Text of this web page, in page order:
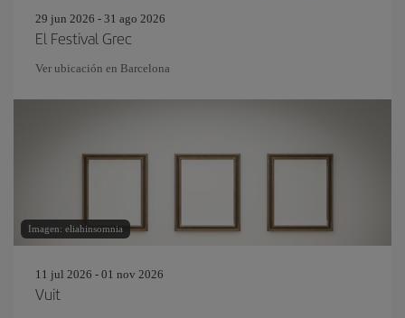
29 jun 2026 - 31 ago 2026
El Festival Grec
Ver ubicación en Barcelona
Imagen: eliahinsomnia
11 jul 2026 - 01 nov 2026
Vuit